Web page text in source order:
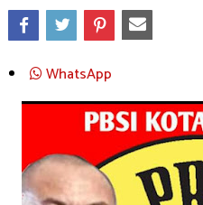
WhatsApp